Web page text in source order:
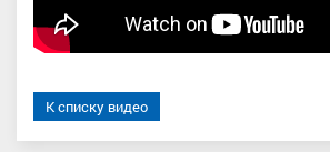
К списку видео